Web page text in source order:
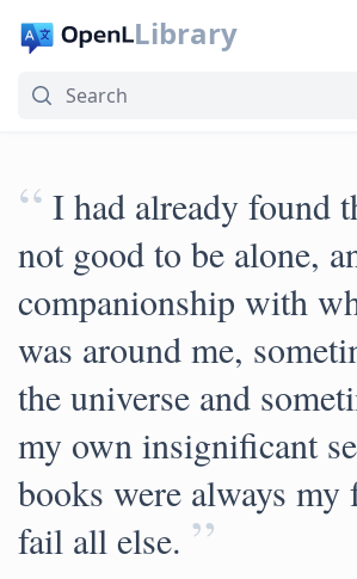
Library
“ I had already found
not good to be alone,
companionship with
was around me,
the universe and
my own insignificant
books were always
fail all else. ”